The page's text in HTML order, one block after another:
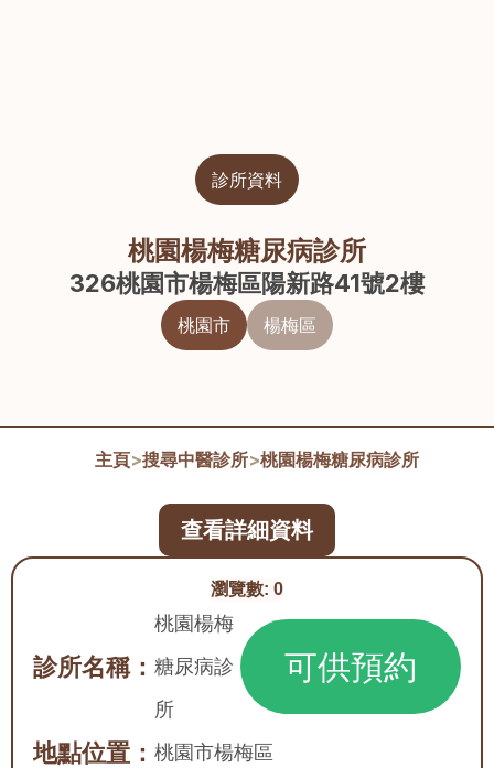
診所資料
桃園楊梅糖尿病診所
326桃園市楊梅區陽新路41號2樓
桃園市 楊梅區
主頁>搜尋中醫診所>桃園楊梅糖尿病診所
瀏覽數: 0
診所名稱：
桃園楊梅
糖尿病診
所
可供預約
地點位置： 桃園市楊梅區
查看詳細資料